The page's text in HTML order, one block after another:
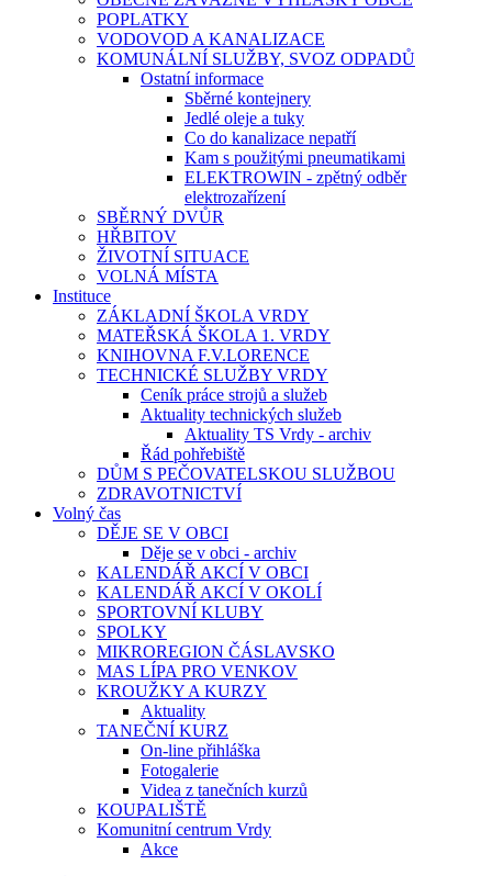
POPLATKY
VODOVOD A KANALIZACE
KOMUNÁLNÍ SLUŽBY, SVOZ ODPADŮ
Ostatní informace
Sběrné kontejnery
Jedlé oleje a tuky
Co do kanalizace nepatří
Kam s použitými pneumatikami
ELEKTROWIN - zpětný odběr
elektrozařízení
SBĚRNÝ DVŮR
HŘBITOV
ŽIVOTNÍ SITUACE
VOLNÁ MÍSTA
Instituce
ZÁKLADNÍ ŠKOLA VRDY
MATEŘSKÁ ŠKOLA 1. VRDY
KNIHOVNA F.V.LORENCE
TECHNICKÉ SLUŽBY VRDY
Ceník práce strojů a služeb
Aktuality technických služeb
Aktuality TS Vrdy - archiv
Řád pohřebiště
DŮM S PEČOVATELSKOU SLUŽBOU
ZDRAVOTNICTVÍ
Volný čas
DĚJE SE V OBCI
Děje se v obci - archiv
KALENDÁŘ AKCÍ V OBCI
KALENDÁŘ AKCÍ V OKOLÍ
SPORTOVNÍ KLUBY
SPOLKY
MIKROREGION ČÁSLAVSKO
MAS LÍPA PRO VENKOV
KROUŽKY A KURZY
Aktuality
TANEČNÍ KURZ
On-line přihláška
Fotogalerie
Videa z tanečních kurzů
KOUPALIŠTĚ
Komunitní centrum Vrdy
Akce